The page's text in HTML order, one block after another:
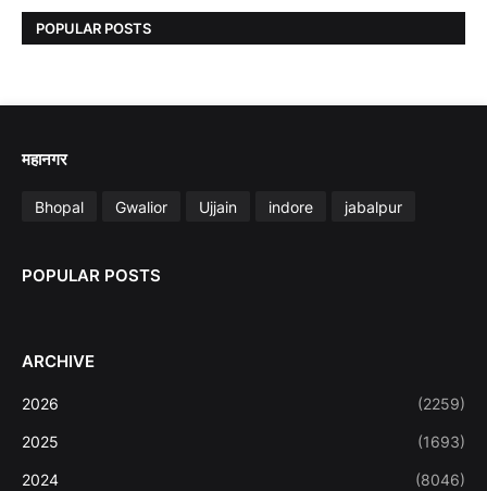
POPULAR POSTS
महानगर
Bhopal Gwalior Ujjain indore jabalpur
POPULAR POSTS
ARCHIVE
2026 (2259)
2025 (1693)
2024 (8046)